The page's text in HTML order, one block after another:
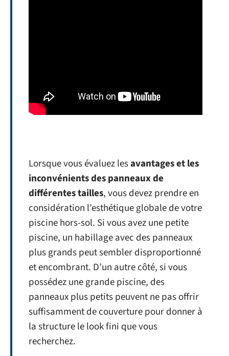
Lorsque vous évaluez lesavantages et les
inconvénients des panneaux de
différentes tailles, vous devez prendre en
considération l’esthétique globale de votre
piscine hors-sol. Si vous avez une petite
piscine, un habillage avec des panneaux
plus grands peut sembler disproportionné
et encombrant. D’un autre côté, si vous
possédez une grande piscine, des
panneaux plus petits peuvent ne pas offrir
suffisamment de couverture pour donner à
la structure le look fini que vous
recherchez.